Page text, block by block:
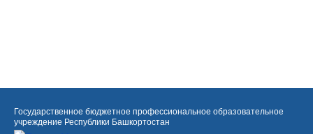
Государственное бюджетное профессиональное образовательное
учреждение Республики Башкортостан